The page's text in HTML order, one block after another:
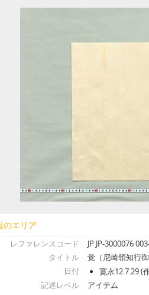
[アイテム] 14 - 尼ヶ崎御詰米之
[アイテム] 16 - 覚(兵庫津奉行心
[アイテム] 17 - 未ノ年申付普請
[アイテム] 18 - 〔尼崎藩より大坂町奉
[アイテム] 19 - 讃州高松江御行
[アイテム] 20 - 日光御社参御道
[アイテム] 22 - 起請文（一火御
[アイテム] 24 - 給帳集（青山氏
[アイテム] 25 - 〔寛永12年青山
[アイテム] 28-1 - 〔摂州尼崎城
[アイテム] 28-2 - 〔摂州尼崎城
[アイテム] 29 - 〔覚〕(尼崎城石
[アイテム] 30 - 〔老中奉書〕（
のエリア
レファレンスコード
JP JP-3000076
タイトル
覚（尼崎領知行御
日付
寛永12.7.29 (
記述レベル
アイテム